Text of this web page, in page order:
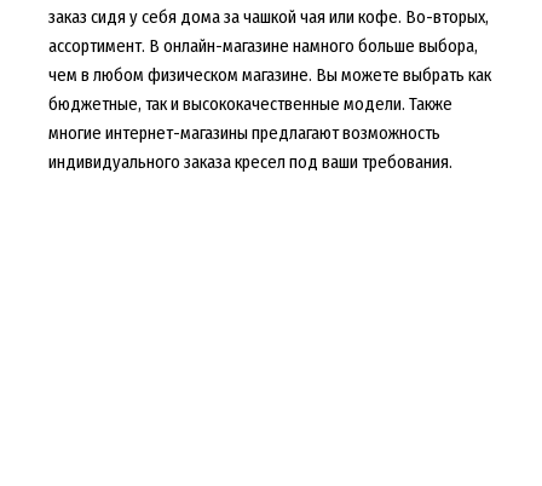
заказ сидя у себя дома за чашкой чая или кофе. Во-вторых,
ассортимент. В онлайн-магазине намного больше выбора,
чем в любом физическом магазине. Вы можете выбрать как
бюджетные, так и высококачественные модели. Также
многие интернет-магазины предлагают возможность
индивидуального заказа кресел под ваши требования.